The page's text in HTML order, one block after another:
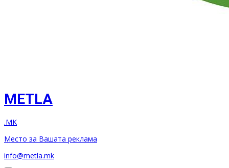
METLA
.MK
Место за Вашата реклама
info@metla.mk